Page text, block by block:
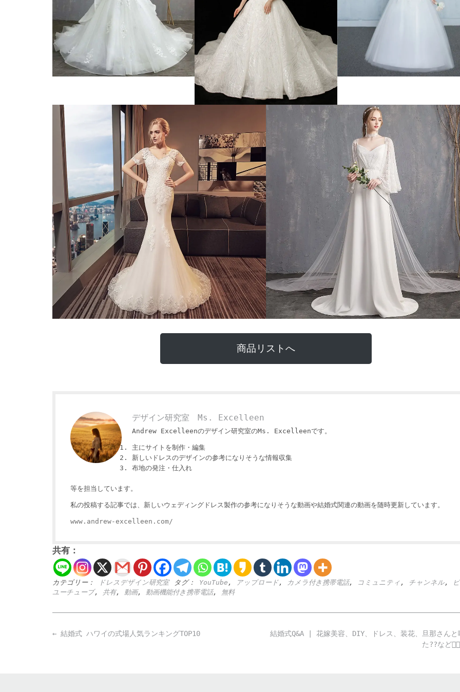
商品リストへ
デザイン研究室 Ms. Excelleen
Andrew Excelleenのデザイン研究室のMs. Excelleenです。
主にサイトを制作・編集
新しいドレスのデザインの参考になりそうな情報収集
布地の発注・仕入れ
等を担当しています。
私の投稿する記事では、新しいウェディングドレス製作の参考になりそうな動画や結婚式関連の動画を随時更新しています。
www.andrew-excelleen.com/
共有：
カテゴリー： ドレスデザイン研究室 タグ： YouTube , アップロード, カメラ付き携帯電話, コミュニティ , チャンネル,
ユーチューブ, 共有, 動画, 動画機能付き携帯電話, 無料
Post
結婚式Q&A | 花嫁美容、DIY、ドレス、装花、旦那さんと
た??など
← 結婚式 ハワイの式場人気ランキングTOP10